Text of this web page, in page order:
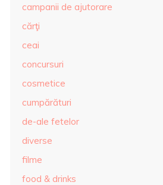
campanii de ajutorare
cărţi
ceai
concursuri
cosmetice
cumpărături
de-ale fetelor
diverse
filme
food & drinks